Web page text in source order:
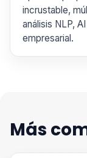
incrustable,
análisis NLP,
empresarial.
Más